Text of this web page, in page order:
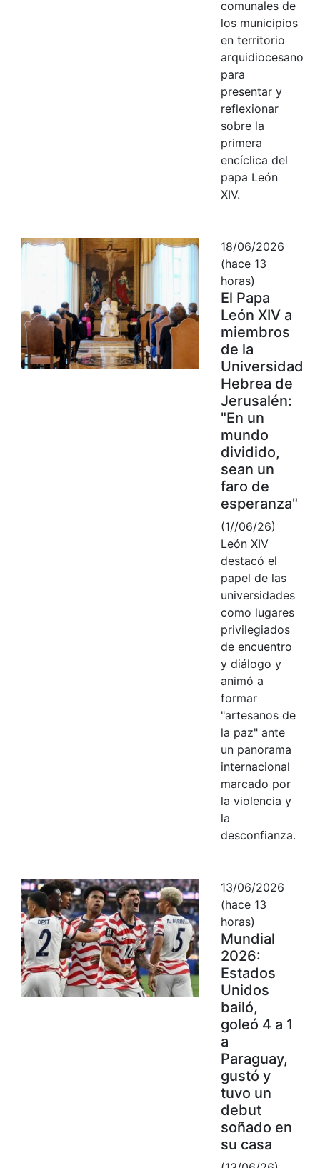
comunales de
los municipios
en territorio
arquidiocesano
para
presentar y
reflexionar
sobre la
primera
encíclica del
papa León
XIV.
18/06/2026
(hace 13
horas)
El Papa
León XIV a
miembros
de la
Universidad
Hebrea de
Jerusalén:
"En un
mundo
dividido,
sean un
faro de
esperanza"
(1//06/26)
León XIV
destacó el
papel de las
universidades
como lugares
privilegiados
de encuentro
y diálogo y
animó a
formar
"artesanos de
la paz" ante
un panorama
internacional
marcado por
la violencia y
la
desconfianza.
13/06/2026
(hace 13
horas)
Mundial
2026:
Estados
Unidos
bailó,
goleó 4 a 1
a
Paraguay,
gustó y
tuvo un
debut
soñado en
su casa